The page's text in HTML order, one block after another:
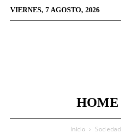
VIERNES, 7 AGOSTO, 2026
HOME
Inicio Sociedad